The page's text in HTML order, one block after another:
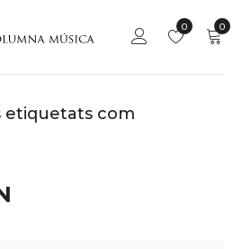
0
0
etiquetats com